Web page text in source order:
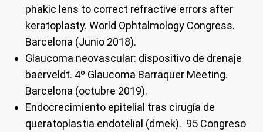
phakic lens to correct refractive errors after
keratoplasty. World Ophtalmology Congress.
Barcelona (Junio 2018).
Glaucoma neovascular: dispositivo de drenaje
baerveldt. 4º Glaucoma Barraquer Meeting.
Barcelona (octubre 2019).
Endocrecimiento epitelial tras cirugía de
queratoplastia endotelial (dmek). 95 Congreso